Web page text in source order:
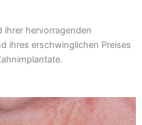
ihrer hervorragenden
ihres erschwinglichen Preises